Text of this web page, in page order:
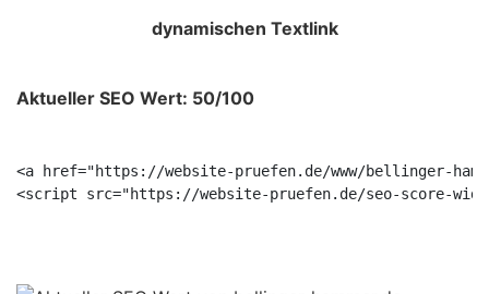
dynamischen Textlink
Aktueller SEO Wert: 50/100
<a href="https://website-pruefen.de/www/bellinger-